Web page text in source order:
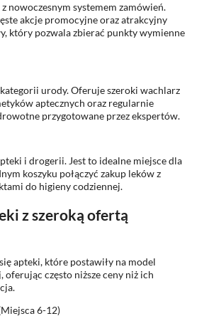
nowoczesnym systemem zamówień.
akcje promocyjne oraz atrakcyjny
który pozwala zbierać punkty wymienne
urody. Oferuje szeroki wachlarz
aptecznych oraz regularnie
przygotowane przez ekspertów.
i drogerii. Jest to idealne miejsce dla
koszyku połączyć zakup leków z
do higieny codziennej.
z szeroką ofertą
apteki, które postawiły na model
oferując często niższe ceny niż ich
6-12)